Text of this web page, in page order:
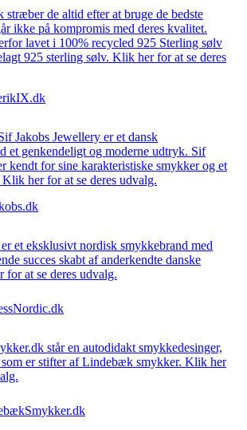
de altid efter at bruge de bedste
ikke på kompromis med deres kvalitet.
lavet i 100% recycled 925 Sterling sølv
925 sterling sølv. Klik her for at se deres
Jakobs Jewellery er et dansk
et genkendeligt og moderne udtryk. Sif
kendt for sine karakteristiske smykker og et
her for at se deres udvalg.
et eksklusivt nordisk smykkebrand med
succes skabt af anderkendte danske
for at se deres udvalg.
står en autodidakt smykkedesinger,
er stifter af Lindebæk smykker. Klik her